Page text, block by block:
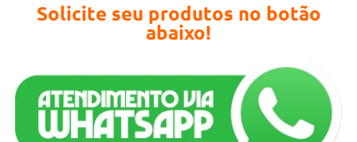
Solicite seu produtos no botão
abaixo!